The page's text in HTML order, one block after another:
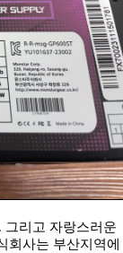
그리고 자랑스러운
회사는 부산지역에